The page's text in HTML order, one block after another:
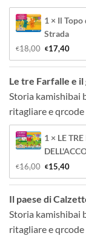
1 × Il Topo
Strada
€18,00 Il
prezzo
originale
era:
€17,40Il
è:
Le tre Farfalle e
Storia kamishibai
ritagliare e
1 × LE
€16,00 Il
prezzo
originale
era:
€15,40Il
è:
Il paese di
Storia kamishibai
ritagliare e